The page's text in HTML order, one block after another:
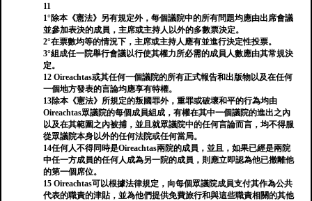
11
1°除本《憲法》另有規定外，每個議院中的所有問題均應由出席會議
並參加表決的成員，主席或主持人以外的多數票決定。
2°在票數均等的情況下，主席或主持人應有並進行決定性投票。
3°組成任一院舉行會議以行使其權力所必需的成員人數應由其常規決
定。
12 Oireachtas或其任何一個議院的所有正式報告和出版物以及在任何
一個地方發表的言論均應享有特權。
13除本《憲法》所規定的叛國罪外，重罪或破壞和平的行為均由
Oireachtas眾議院的每個成員組成，有權在其中一個議院的進出之內
以及在其範圍之內被捕，並且就眾議院中的任何言論而言，均不得服
從眾議院本身以外的任何法院或任何當局。
14任何人不得同時是Oireachtas兩院的成員，並且，如果已經是兩院
中任一方成員的任何人成為另一院的成員，則應立即認為他已撤離他
的第一個席位。
15 Oireachtas可以根據法律規定，向每個眾議院成員支付其作為公共
代表的職責的津貼，並為他們提供免費旅行和與這些職責相關的其他